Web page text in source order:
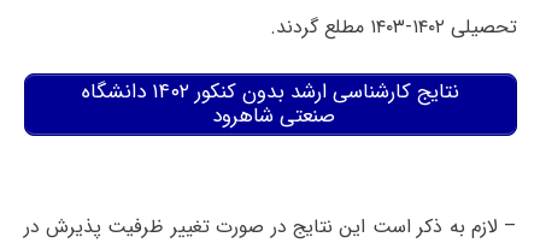
تحصیلی ۱۴۰۲-۱۴۰۳ مطلع گردند.
نتایج کارشناسی ارشد بدون کنکور ۱۴۰۲ دانشگاه
صنعتی شاهرود
– لازم به ذکر است این نتایج در صورت تغییر ظرفیت پذیرش در